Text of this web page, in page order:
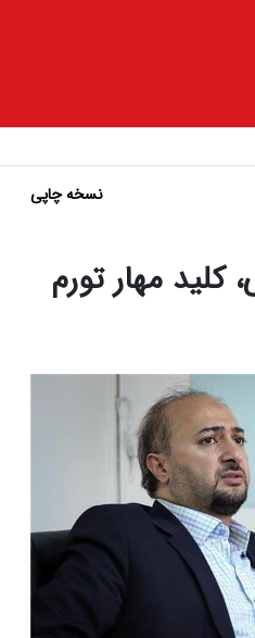
نسخه چاپی
کلید مهار تورم